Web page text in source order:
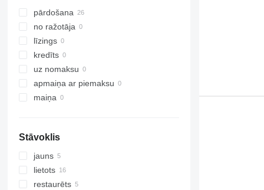
pārdošana
no ražotāja
līzings
kredīts
uz nomaksu
apmaiņa ar piemaksu
maiņa
Stāvoklis
jauns
lietots
restaurēts